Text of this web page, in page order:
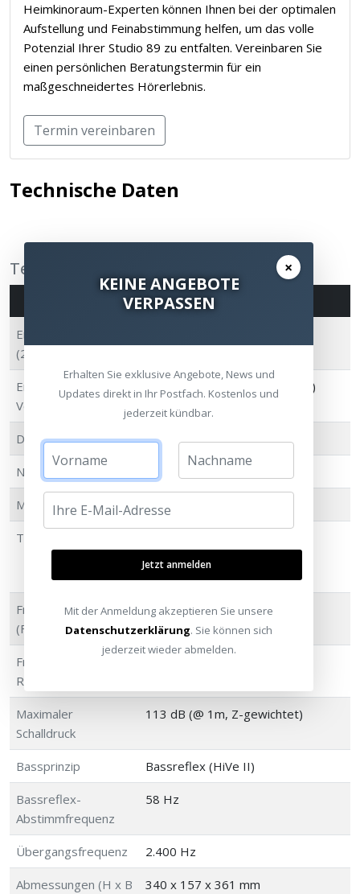
Heimkinoraum-Experten können Ihnen bei der optimalen
Aufstellung und Feinabstimmung helfen, um das volle
Potenzial Ihrer Studio 89 zu entfalten. Vereinbaren Sie
einen persönlichen Beratungstermin für ein
maßgeschneidertes Hörerlebnis.
Termin vereinbaren
Technische Daten
Technische Daten
Empfindlichkeit
(2,83V @ 1m)
Empfohlene
Verstärkerleistung
50 - 300 Watt (RMS an 4 Ohm)
Dauerbelastbarkeit 150 W (RMS bei 6 Ohm)
Nominalimpedanz
Minimalimpedanz 4,2 Ohm @ 220 Hz
Treiberbestückung
Tief-/Mitteltöner + 1x MPD III
Frequenzgang
(Freifeld)
53 - 60.000 Hz (-6 dB)
Frequenzgang (im
Raum)
Maximaler
Schalldruck
113 dB (@ 1m, Z-gewichtet)
Bassprinzip Bassreflex (HiVe II)
Bassreflex-
Abstimmfrequenz
58 Hz
Übergangsfrequenz 2.400 Hz
Abmessungen (H x B
340 x 157 x 361 mm
×
KEINE ANGEBOTE
VERPASSEN
Erhalten Sie exklusive Angebote, News und
Updates direkt in Ihr Postfach. Kostenlos und
jederzeit kündbar.
Jetzt anmelden
Mit der Anmeldung akzeptieren Sie unsere
Datenschutzerklärung. Sie können sich
jederzeit wieder abmelden.